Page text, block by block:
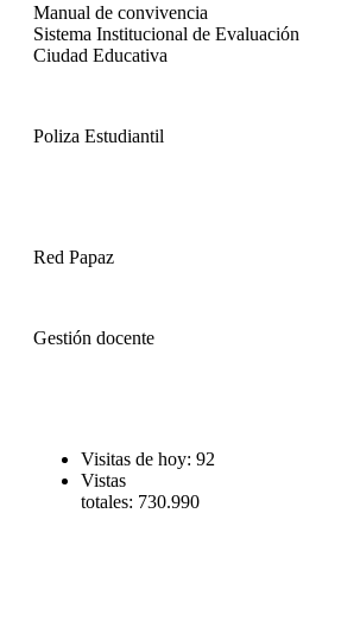
Manual de convivencia
Sistema Institucional de Evaluación
Ciudad Educativa
Poliza Estudiantil
Red Papaz
Gestión docente
Visitas de hoy: 92
Vistas
totales: 730.990